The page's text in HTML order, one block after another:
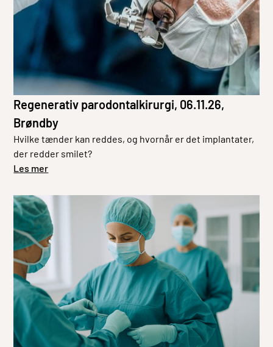
Regenerativ parodontalkirurgi, 06.11.26,
Brøndby
Hvilke tænder kan reddes, og hvornår er det implantater,
der redder smilet?
Les mer